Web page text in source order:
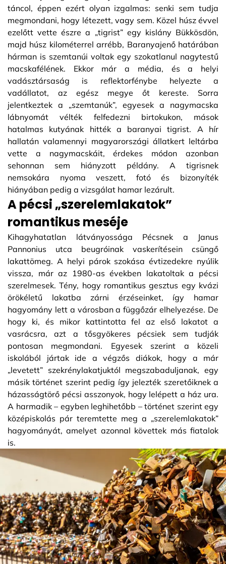
táncol, éppen ezért olyan izgalmas: senki sem tudja
megmondani, hogy létezett, vagy sem. Közel húsz évvel
ezelőtt vette észre a „tigrist” egy kislány Bükkösdön,
majd húsz kilométerrel arrébb, Baranyajenő határában
hárman is szemtanúi voltak egy szokatlanul nagytestű
macskafélének. Ekkor már a média, és a helyi
vadásztársaság is reflektorfénybe helyezte a
vadállatot, az egész megye őt kereste. Sorra
jelentkeztek a „szemtanúk”, egyesek a nagymacska
lábnyomát vélték felfedezni birtokukon, mások
hatalmas kutyának hitték a baranyai tigrist. A hír
hallatán valamennyi magyarországi állatkert leltárba
vette a nagymacskáit, érdekes módon azonban
sehonnan sem hiányzott példány. A tigrisnek
nemsokára nyoma veszett, fotó és bizonyíték
hiányában pedig a vizsgálat hamar lezárult.
A pécsi „szerelemlakatok”
romantikus meséje
Kihagyhatatlan látványossága Pécsnek a Janus
Pannonius utca beugróinak vaskerítésein csüngő
lakattömeg. A helyi párok szokása évtizedekre nyúlik
vissza, már az 1980-as években lakatoltak a pécsi
szerelmesek. Tény, hogy romantikus gesztus egy kvázi
örökéletű lakatba zárni érzéseinket, így hamar
hagyomány lett a városban a függőzár elhelyezése. De
hogy ki, és mikor kattintotta fel az első lakatot a
vasrácsra, azt a tősgyökeres pécsiek sem tudják
pontosan megmondani. Egyesek szerint a közeli
iskolából jártak ide a végzős diákok, hogy a már
„levetett” szekrénylakatjuktól megszabaduljanak, egy
másik történet szerint pedig így jelezték szeretőiknek a
házasságtörő pécsi asszonyok, hogy lelépett a ház ura.
A harmadik – egyben leghihetőbb – történet szerint egy
középiskolás pár teremtette meg a „szerelemlakatok”
hagyományát, amelyet azonnal követtek más fiatalok
is.